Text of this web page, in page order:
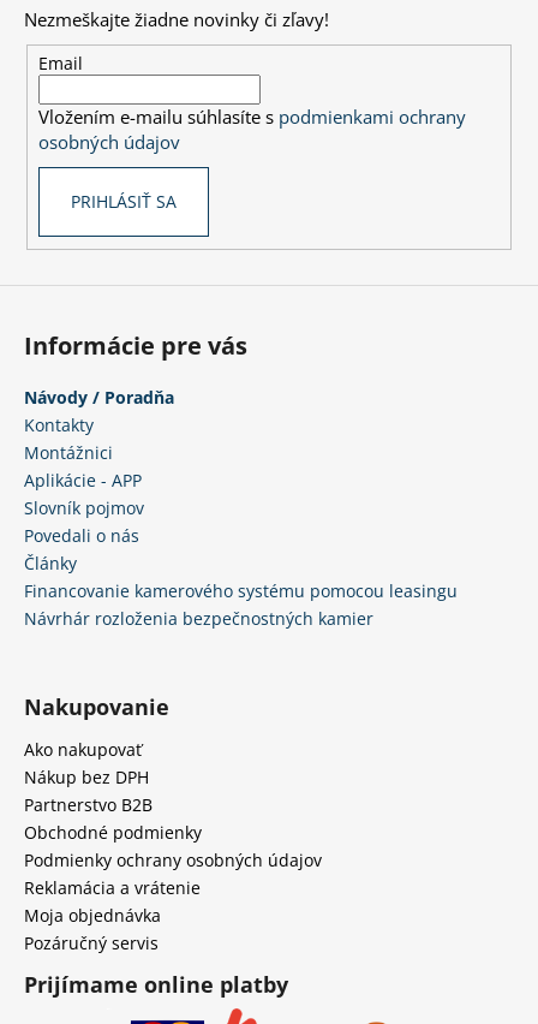
a
c
p
v
ý
Nezmeškajte žiadne novinky či zľavy!
Email
Vložením e-mailu súhlasíte s podmienkami ochrany
osobných údajov
PRIHLÁSIŤ SA
Informácie pre vás
Návody / Poradňa
Kontakty
Montážnici
Aplikácie - APP
Slovník pojmov
Povedali o nás
Články
Financovanie kamerového systému pomocou leasingu
Návrhár rozloženia bezpečnostných kamier
Nakupovanie
Ako nakupovať
Nákup bez DPH
Partnerstvo B2B
Obchodné podmienky
Podmienky ochrany osobných údajov
Reklamácia a vrátenie
Moja objednávka
Pozáručný servis
Prijímame online platby